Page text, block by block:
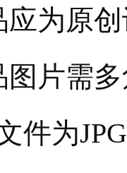
为原
片需
件为